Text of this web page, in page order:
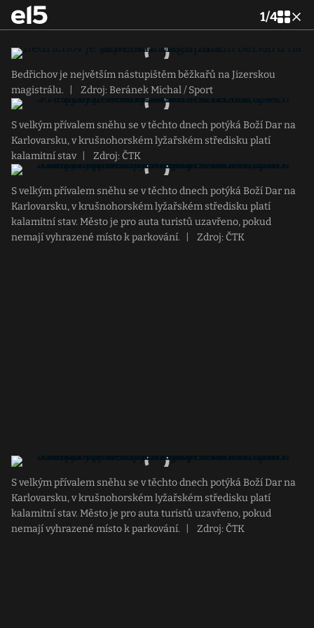
1/4
Bedřichov je největším nástupištěm běžkařů na Jizerskou
magistrálu.
Zdroj: Beránek Michal / Sport
S velkým přívalem sněhu se v těchto dnech potýká Boží Dar na
Karlovarsku, v krušnohorském lyžařském středisku platí
kalamitní stav
Zdroj: ČTK
S velkým přívalem sněhu se v těchto dnech potýká Boží Dar na
Karlovarsku, v krušnohorském lyžařském středisku platí
kalamitní stav. Město je pro auta turistů uzavřeno, pokud
nemají vyhrazené místo k parkování.
Zdroj: ČTK
S velkým přívalem sněhu se v těchto dnech potýká Boží Dar na
Karlovarsku, v krušnohorském lyžařském středisku platí
kalamitní stav. Město je pro auta turistů uzavřeno, pokud
nemají vyhrazené místo k parkování.
Zdroj: ČTK